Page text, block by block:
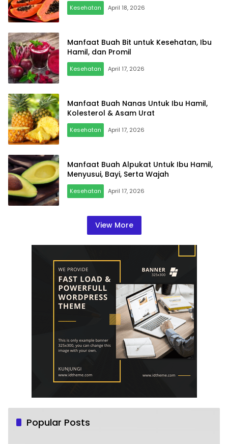
Kesehatan April 18, 2026
Manfaat Buah Bit untuk Kesehatan, Ibu
Hamil, dan Promil
Kesehatan April 17, 2026
Manfaat Buah Nanas Untuk Ibu Hamil,
Kolesterol & Asam Urat
Kesehatan April 17, 2026
Manfaat Buah Alpukat Untuk Ibu Hamil,
Menyusui, Bayi, Serta Wajah
Kesehatan April 17, 2026
View More
Popular Posts